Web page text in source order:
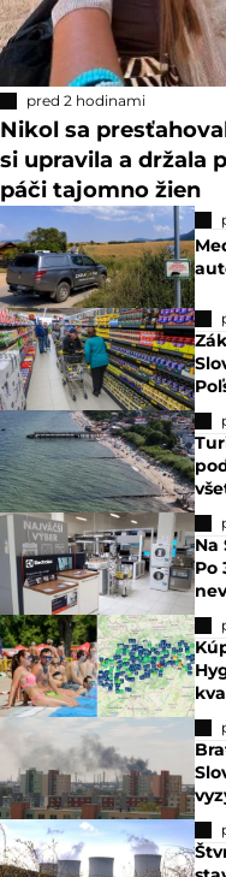
pred 2 hodinami
Nikol sa
si upravila a držala
páči tajomno žien
Na
Po